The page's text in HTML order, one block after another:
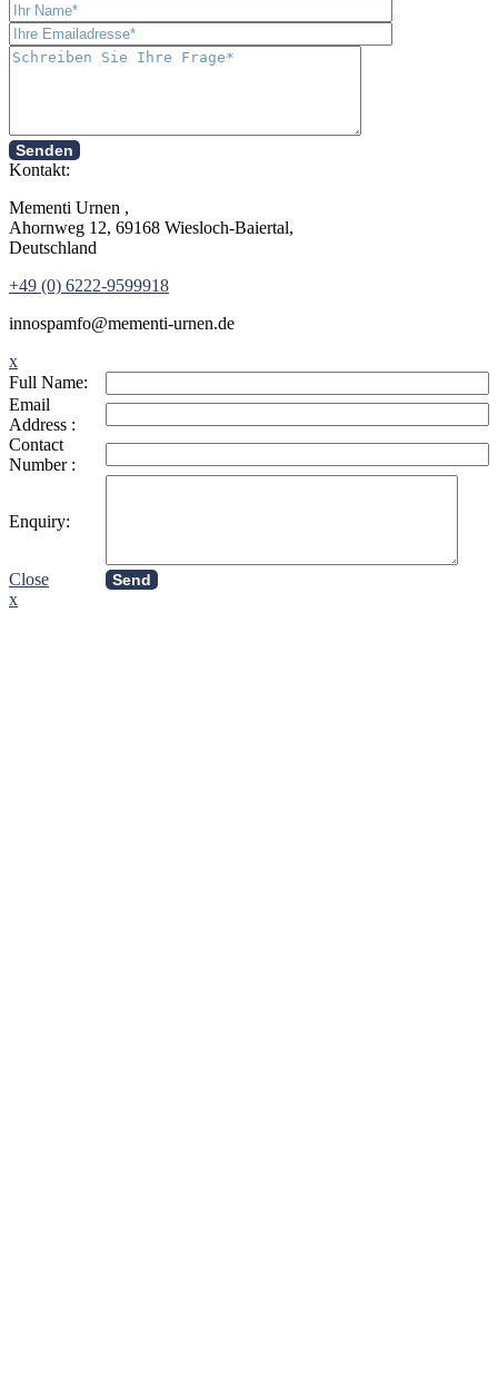
Senden
Kontakt:
Mementi Urnen ,
Ahornweg 12, 69168 Wiesloch-Baiertal,
Deutschland
+49 (0) 6222-9599918
innospamfo@mementi-urnen.de
x
Full Name:
Email
Address :
Contact
Number :
Enquiry:
Close Send
x